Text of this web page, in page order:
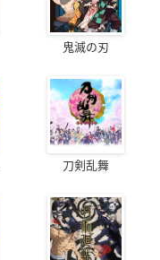
鬼滅の刃
刀剣乱舞